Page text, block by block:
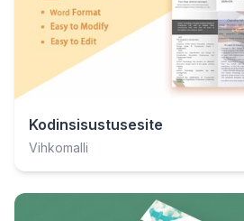
Kodinsisustusesite
Vihkomalli